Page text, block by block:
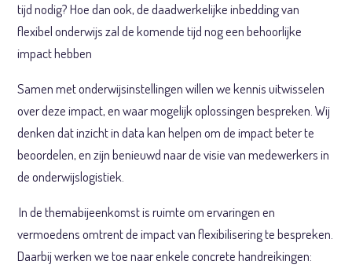
tijd nodig? Hoe dan ook, de daadwerkelijke inbedding van
flexibel onderwijs zal de komende tijd nog een behoorlijke
impact hebben
Samen met onderwijsinstellingen willen we kennis uitwisselen
over deze impact, en waar mogelijk oplossingen bespreken. Wij
denken dat inzicht in data kan helpen om de impact beter te
beoordelen, en zijn benieuwd naar de visie van medewerkers in
de onderwijslogistiek.
In de themabijeenkomst is ruimte om ervaringen en
vermoedens omtrent de impact van flexibilisering te bespreken.
Daarbij werken we toe naar enkele concrete handreikingen: